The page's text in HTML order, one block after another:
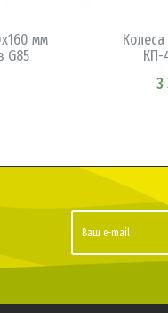
мм
G85
КП-
3